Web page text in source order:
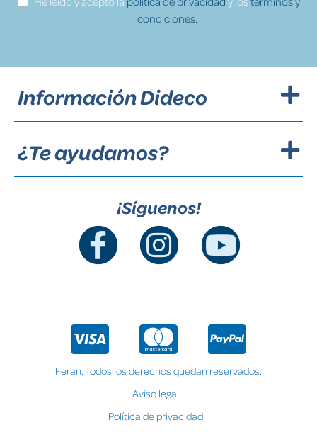
condiciones.
Información Dideco
¿Te ayudamos?
¡Síguenos!
Feran. Todos los derechos quedan reservados.
Aviso legal
Política de privacidad